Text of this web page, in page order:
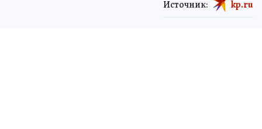
Источник: kp.ru